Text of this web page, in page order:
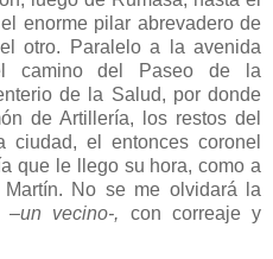
enorme pilar abrevadero de
otro. Paralelo a la avenida
camino del Paseo de la
de la Salud, por donde
de Artillería, los restos del
el entonces coronel
que le llego su hora, como a
No se me olvidará la
–un vecino-, con correaje y